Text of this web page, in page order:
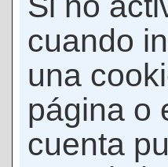
cuando
una
página o
cuenta